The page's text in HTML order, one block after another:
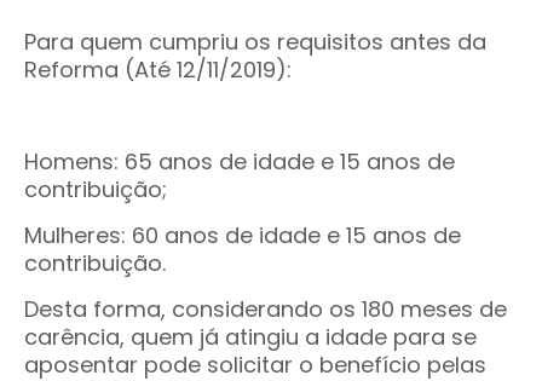
Para quem cumpriu os requisitos antes da
Reforma (Até 12/11/2019):
Homens: 65 anos de idade e 15 anos de
contribuição;
Mulheres: 60 anos de idade e 15 anos de
contribuição.
Desta forma, considerando os 180 meses de
carência, quem já atingiu a idade para se
aposentar pode solicitar o benefício pelas